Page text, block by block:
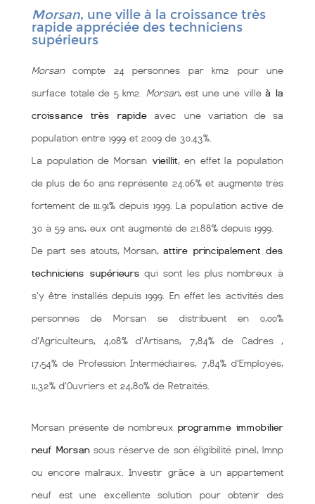
Morsan, une ville à la croissance très
rapide appréciée des techniciens
supérieurs
Morsancompte 24 personnes par km2 pour une
surface totale de 5 km2. Morsan, est une une villeà la
croissance très rapide avec une variation de sa
population entre 1999 et 2009 de 30.43%.
La population de Morsanvieillit, en effet la population
de plus de 60 ans représente 24.06% et augmente très
fortement de 111.91% depuis 1999. La population active de
30 à 59 ans, eux ont augmenté de 21.88% depuis 1999.
De part ses atouts, Morsan,attire principalement des
techniciens supérieurs qui sont les plus nombreux à
s'y être installés depuis 1999. En effet les activités des
personnes de Morsan se distribuent en 0,00%
d'Agriculteurs, 4,08% d'Artisans, 7,84% de Cadres ,
17,54% de Profession Intermédiaires, 7,84% d'Employés,
11,32% d'Ouvriers et 24,80% de Retraités.
Morsan présente de nombreuxprogramme immobilier
neuf Morsansous réserve de son éligibilité pinel, lmnp
ou encore malraux. Investir grâce à un appartement
neuf est une excellente solution pour obtenir des